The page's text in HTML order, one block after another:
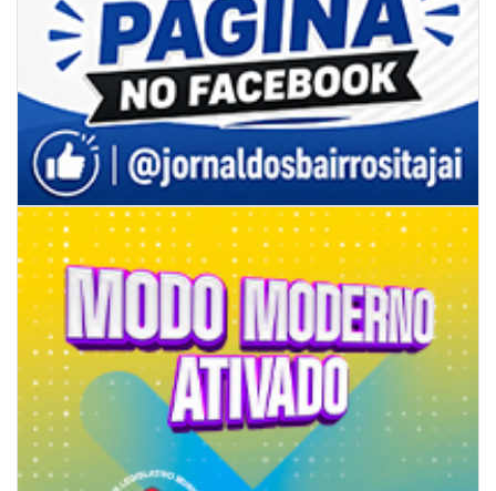
09/08/2026 | 07:00
Projeto BC em Traços está com inscrições abertas
ITAJAÍ